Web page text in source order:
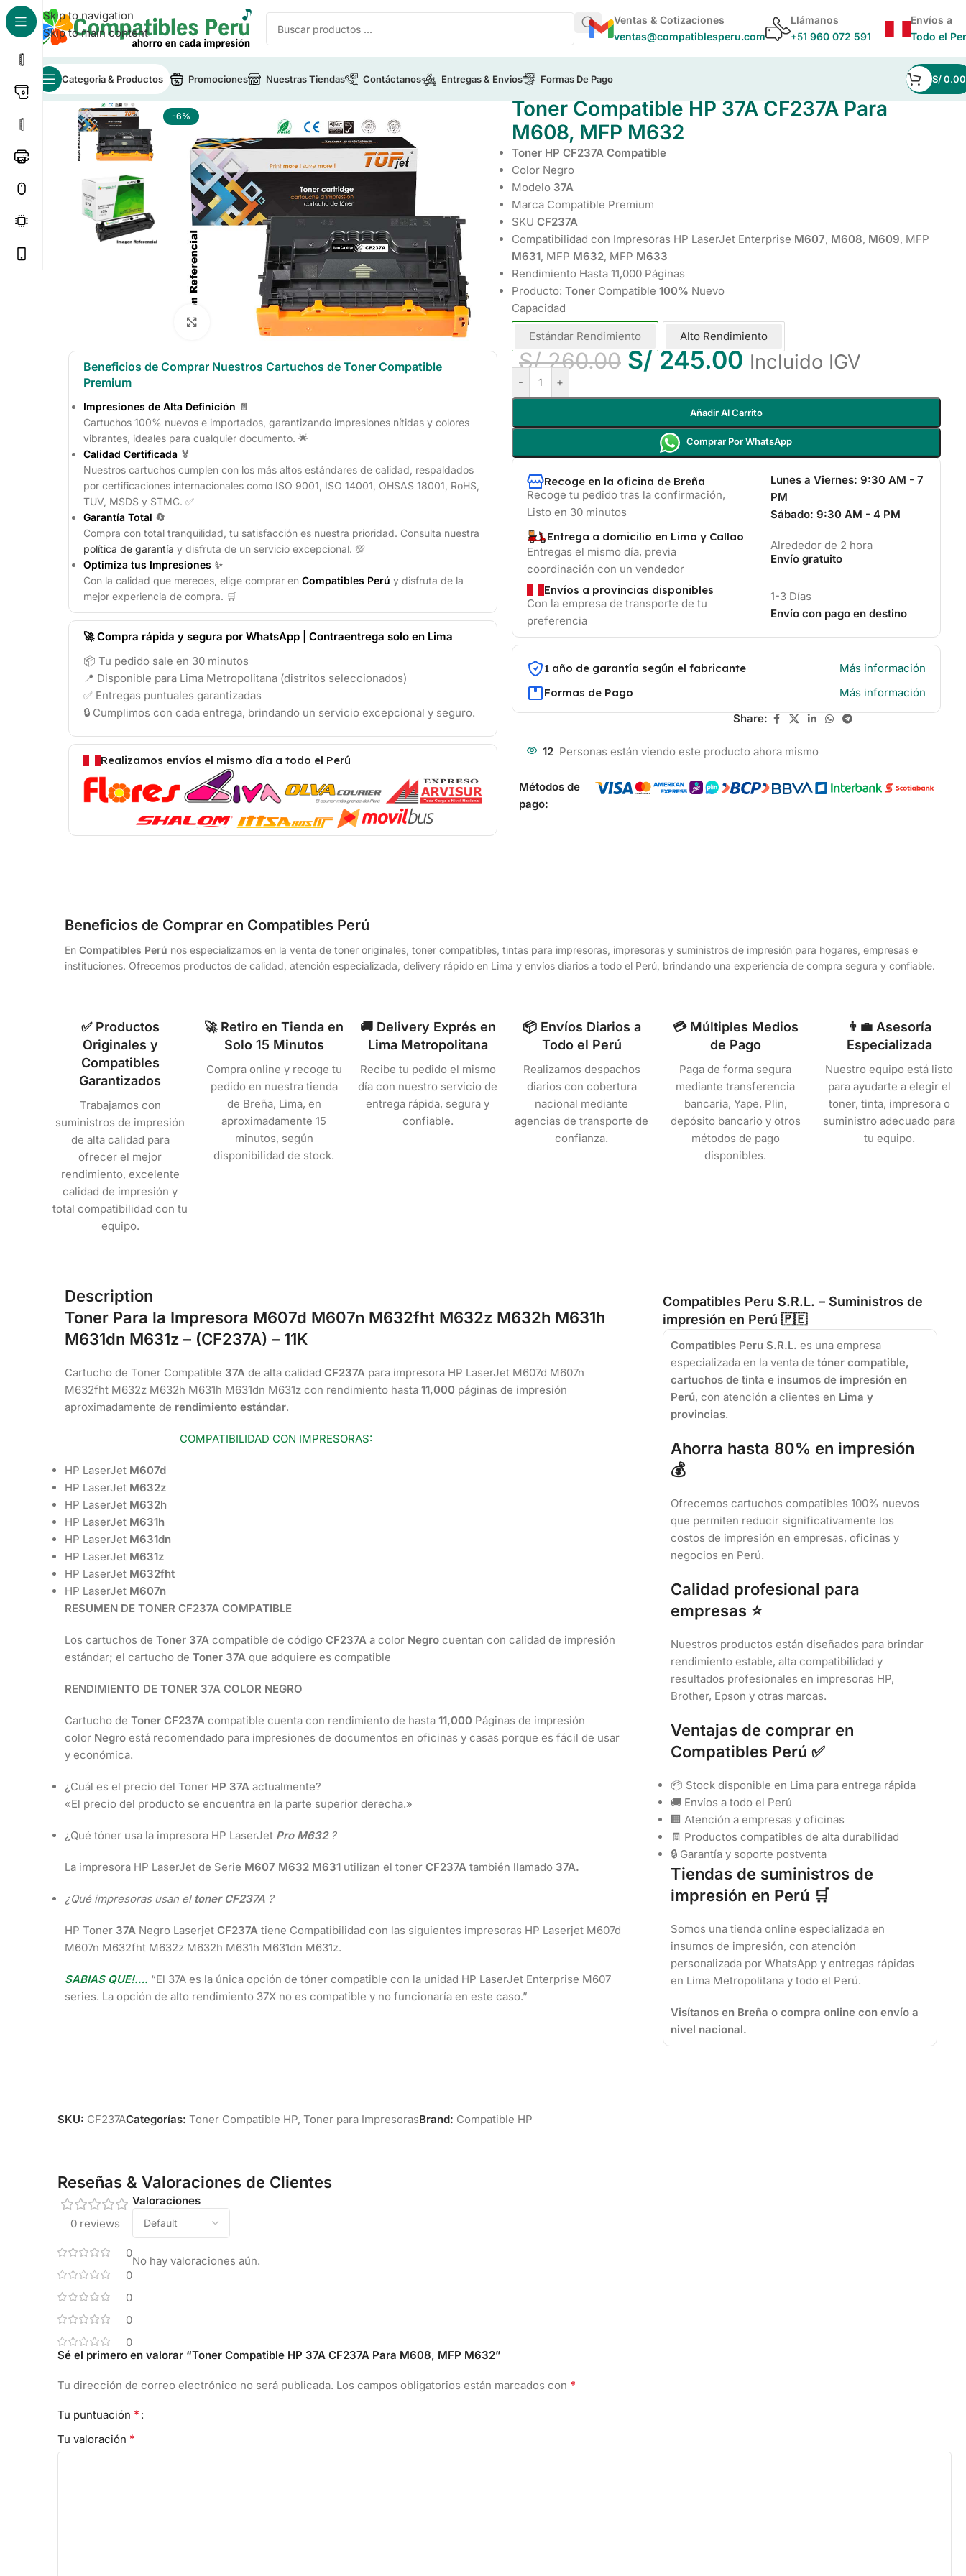
Skip to navigation
Skip to main content
Ventas & Cotizaciones
ventas@compatiblesperu.com
Llámanos
+51 960 072 591
Envíos a
Todo el
Categoria & Productos Promociones Nuestras Tiendas Contáctanos Entregas & Envios Formas De Pago S/0.00
Inicio/Toner para Impresoras
-6%
Click to enlarge
Beneficios de Comprar Nuestros Cartuchos de Toner Compatible
Premium
Impresiones de Alta Definición 📄
Cartuchos 100% nuevos e importados, garantizando impresiones nítidas y colores
vibrantes, ideales para cualquier documento. 🌟
Calidad Certificada 🏅
Nuestros cartuchos cumplen con los más altos estándares de calidad, respaldados
por certificaciones internacionales como ISO 9001, ISO 14001, OHSAS 18001, RoHS,
TUV, MSDS y STMC. ✅
Garantía Total 🔄
Compra con total tranquilidad, tu satisfacción es nuestra prioridad. Consulta nuestra
política de garantía y disfruta de un servicio excepcional. 💯
Optimiza tus Impresiones ✨
Con la calidad que mereces, elige comprar en Compatibles Perú y disfruta de la
mejor experiencia de compra. 🛒
🚀 Compra rápida y segura por WhatsApp | Contraentrega solo en Lima
📦 Tu pedido sale en 30 minutos
📍 Disponible para Lima Metropolitana (distritos seleccionados)
✅ Entregas puntuales garantizadas
🔒 Cumplimos con cada entrega, brindando un servicio excepcional y seguro.
Realizamos envíos el mismo día a todo el Perú
Toner Compatible HP 37A CF237A Para
M608, MFP M632
Toner HP CF237A Compatible
Color Negro
Modelo 37A
Marca Compatible Premium
SKU CF237A
Compatibilidad con Impresoras HP LaserJet Enterprise M607, M608, M609, MFP
M631, MFP M632, MFP M633
Rendimiento Hasta 11,000 Páginas
Producto: TonerCompatible 100% Nuevo
Capacidad
Estándar Rendimiento Alto Rendimiento
S/260.00 S/245.00 Incluido IGV
- +
Añadir Al Carrito
Comprar Por WhatsApp
Recoge en la oficina de Breña
Recoge tu pedido tras la confirmación,
Listo en 30 minutos
Lunes a Viernes: 9:30 AM - 7
PM
Sábado: 9:30 AM - 4 PM
Entrega a domicilio en Lima y Callao
Entregas el mismo día, previa
coordinación con un vendedor
Alrededor de 2 hora
Envío gratuito
Envíos a provincias disponibles
Con la empresa de transporte de tu
preferencia
1-3 Días
Envío con pago en destino
1 año de garantía según el fabricante
Más información
Formas de Pago
Más información
Share:
12 Personas están viendo este producto ahora mismo
Métodos de
pago:
Beneficios de Comprar en Compatibles Perú
En Compatibles Perú nos especializamos en la venta de toner originales, toner compatibles, tintas para impresoras, impresoras y suministros de impresión para hogares, empresas e
instituciones. Ofrecemos productos de calidad, atención especializada, delivery rápido en Lima y envíos diarios a todo el Perú, brindando una experiencia de compra segura y confiable.
✅ Productos
Originales y
Compatibles
Garantizados
Trabajamos con
suministros de impresión
de alta calidad para
ofrecer el mejor
rendimiento, excelente
calidad de impresión y
total compatibilidad con tu
equipo.
🚀 Retiro en Tienda en
Solo 15 Minutos
Compra online y recoge tu
pedido en nuestra tienda
de Breña, Lima, en
aproximadamente 15
minutos, según
disponibilidad de stock.
🚚 Delivery Exprés en
Lima Metropolitana
Recibe tu pedido el mismo
día con nuestro servicio de
entrega rápida, segura y
confiable.
📦 Envíos Diarios a
Todo el Perú
Realizamos despachos
diarios con cobertura
nacional mediante
agencias de transporte de
confianza.
💳 Múltiples Medios
de Pago
Paga de forma segura
mediante transferencia
bancaria, Yape, Plin,
depósito bancario y otros
métodos de pago
disponibles.
👨‍💼 Asesoría
Especializada
Nuestro equipo está listo
para ayudarte a elegir el
toner, tinta, impresora o
suministro adecuado para
tu equipo.
Description
Toner Para la Impresora M607d M607n M632fht M632z M632h M631h
M631dn M631z – (CF237A) – 11K
Cartucho de Toner Compatible 37A de alta calidad CF237A para impresora HP LaserJet M607d M607n
M632fht M632z M632h M631h M631dn M631z con rendimiento hasta 11,000 páginas de impresión
aproximadamente de rendimiento estándar.
COMPATIBILIDAD CON IMPRESORAS:
HP LaserJet M607d
HP LaserJet M632z
HP LaserJet M632h
HP LaserJet M631h
HP LaserJet M631dn
HP LaserJet M631z
HP LaserJet M632fht
HP LaserJet M607n
RESUMEN DE TONER CF237A COMPATIBLE
Los cartuchos de Toner 37A compatible de código CF237A a color Negro cuentan con calidad de impresión
estándar; el cartucho de Toner 37A que adquiere es compatible
RENDIMIENTO DE TONER 37A COLOR NEGRO
Cartucho de Toner CF237A compatible cuenta con rendimiento de hasta 11,000 Páginas de impresión
color Negro está recomendado para impresiones de documentos en oficinas y casas porque es fácil de usar
y económica.
¿Cuál es el precio del Toner HP 37A actualmente?
«El precio del producto se encuentra en la parte superior derecha.»
¿Qué tóner usa la impresora HP LaserJet Pro M632?
La impresora HP LaserJet de Serie M607 M632 M631 utilizan el toner CF237A también llamado 37A.
¿Qué impresoras usan el toner CF237A ?
HP Toner 37A Negro Laserjet CF237A tiene Compatibilidad con las siguientes impresoras HP Laserjet M607d
M607n M632fht M632z M632h M631h M631dn M631z.
SABIAS QUE!…. “El 37A es la única opción de tóner compatible con la unidad HP LaserJet Enterprise M607
series. La opción de alto rendimiento 37X no es compatible y no funcionaría en este caso.”
Compatibles Peru S.R.L. – Suministros de
impresión en Perú 🇵🇪
Compatibles Peru S.R.L. es una empresa
especializada en la venta de tóner compatible,
cartuchos de tinta e insumos de impresión en
Perú, con atención a clientes en Lima y
provincias.
Ahorra hasta 80% en impresión
💰
Ofrecemos cartuchos compatibles 100% nuevos
que permiten reducir significativamente los
costos de impresión en empresas, oficinas y
negocios en Perú.
Calidad profesional para
empresas ⭐
Nuestros productos están diseñados para brindar
rendimiento estable, alta compatibilidad y
resultados profesionales en impresoras HP,
Brother, Epson y otras marcas.
Ventajas de comprar en
Compatibles Perú ✅
📦 Stock disponible en Lima para entrega rápida
🚚 Envíos a todo el Perú
🏢 Atención a empresas y oficinas
🧾 Productos compatibles de alta durabilidad
🔒 Garantía y soporte postventa
Tiendas de suministros de
impresión en Perú 🛒
Somos una tienda online especializada en
insumos de impresión, con atención
personalizada por WhatsApp y entregas rápidas
en Lima Metropolitana y todo el Perú.
Visítanos en Breña o compra online con envío a
nivel nacional.
SKU: CF237ACategorías: Toner Compatible HP, Toner para ImpresorasBrand: Compatible HP
Reseñas & Valoraciones de Clientes
0 reviews
0
0
0
0
0
Valoraciones
No hay valoraciones aún.
Sé el primero en valorar “Toner Compatible HP 37A CF237A Para M608, MFP M632”
Tu dirección de correo electrónico no será publicada. Los campos obligatorios están marcados con *
Tu puntuación *
Tu valoración *